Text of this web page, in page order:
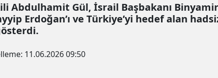
Abdulhamit Gül, İsrail Başbakanı
Erdoğan’ı ve Türkiye’yi hedef alan
11.06.2026 09:50